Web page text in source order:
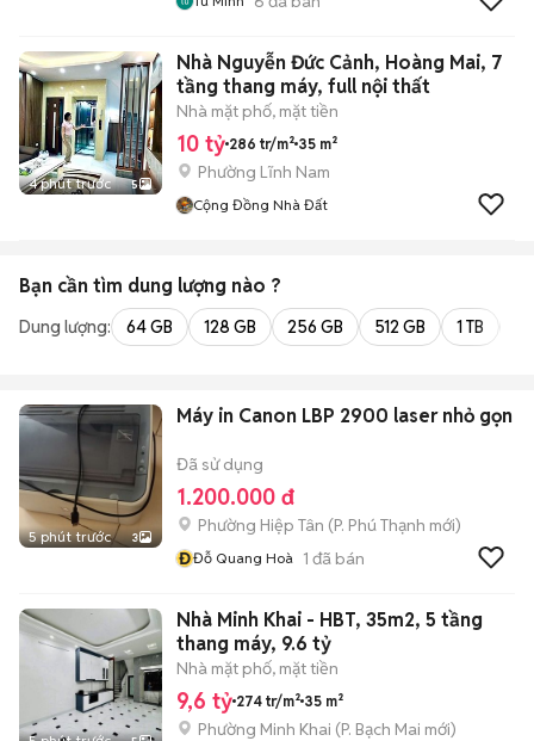
4 phút trước 5
Nhà Nguyễn Đức Cảnh, Hoàng Mai, 7
tầng thang máy, full nội thất
Nhà mặt phố, mặt tiền
10 tỷ 286 tr/m² 35 m²
Phường Lĩnh Nam
Cộng Đồng Nhà Đất
Bạn cần tìm dung lượng nào ?
Dung lượng: 64 GB 128 GB 256 GB 512 GB 1 TB
5 phút trước 3
Máy in Canon LBP 2900 laser nhỏ gọn
Đã sử dụng
1.200.000 đ
Phường Hiệp Tân (P. Phú Thạnh mới)
ĐĐỗ Quang Hoà 1 đã bán
Nhà Minh Khai - HBT, 35m2, 5 tầng
thang máy, 9.6 tỷ
Nhà mặt phố, mặt tiền
9,6 tỷ 274 tr/m² 35 m²
Phường Minh Khai (P. Bạch Mai mới)